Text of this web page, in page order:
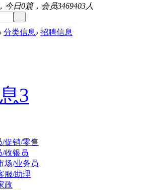
今日0篇，会员3469403人
› 分类信息› 招聘信息
3
/促销/零售
/收银员
场/业务员
服/助理
政